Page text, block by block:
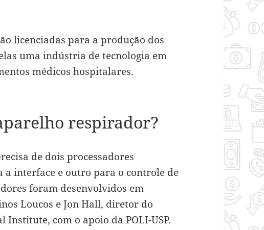
licenciadas para a produção dos
uma indústria de tecnologia em
médicos hospitalares.
respirador?
de dois processadores
a interface e outro para o controle de
foram desenvolvidos em
Loucos e Jon Hall, diretor do
Institute, com o apoio da POLI-USP.